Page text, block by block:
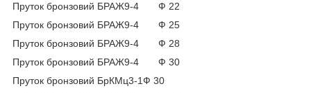
Пруток бронзовий БРАЖ9-4 Ф 22
Пруток бронзовий БРАЖ9-4 Ф 25
Пруток бронзовий БРАЖ9-4 Ф 28
Пруток бронзовий БРАЖ9-4 Ф 30
Пруток бронзовий БрКМц3-1Ф 30